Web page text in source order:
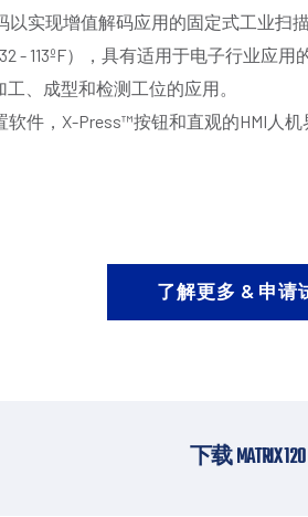
实现增值解码应用的固定式工业扫描
- 113ºF），具有适用于电子行业应
、成型和检测工位的应用。
件，X-Press™按钮和直观的HMI人
了解更多 & 申请
下载 MATRIX 120